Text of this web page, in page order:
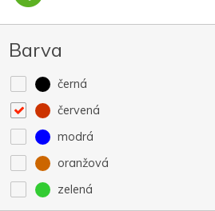
Barva
černá
červená
modrá
oranžová
zelená